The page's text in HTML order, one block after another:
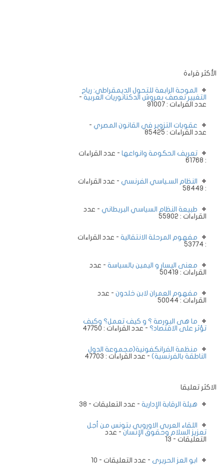
الأكثر قراءة
الموجة الرابعة للتحول الديمقراطي: رياح
التغيير تعصف بعروش الدكتاتوريات العربية -
عدد القراءات : 91007
عقوبات التزوير في القانون المصري -
عدد القراءات : 85425
تعريف الحكومة وانواعها - عدد القراءات
: 61768
النظام السـياسي الفرنسي - عدد القراءات
: 58449
طبيعة النظام السياسي البريطاني - عدد
القراءات : 55902
مفهوم المرحلة الانتقالية - عدد القراءات
: 53774
معنى اليسار و اليمين بالسياسة - عدد
القراءات : 50419
مفهوم العمران لابن خلدون - عدد
القراءات : 50044
ما هى البورصة ؟ و كيف تعمل؟ وكيف
تؤثر على الاقتصاد؟ - عدد القراءات : 47750
منظمة الفرانكفونية(مجموعة الدول
الناطقة بالفرنسية) - عدد القراءات : 47703
الاكثر تعليقا
هيئة الرقابة الإدارية - عدد التعليقات - 38
اللقاء العربي الاوروبي بتونس من أجل
تعزيز السلام وحقوق الإنسان - عدد
التعليقات - 13
ابو العز الحريرى - عدد التعليقات - 10